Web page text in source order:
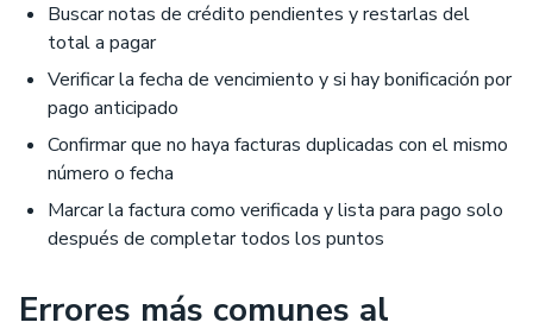
Buscar notas de crédito pendientes y restarlas del
total a pagar
Verificar la fecha de vencimiento y si hay bonificación por
pago anticipado
Confirmar que no haya facturas duplicadas con el mismo
número o fecha
Marcar la factura como verificada y lista para pago solo
después de completar todos los puntos
Errores más comunes al